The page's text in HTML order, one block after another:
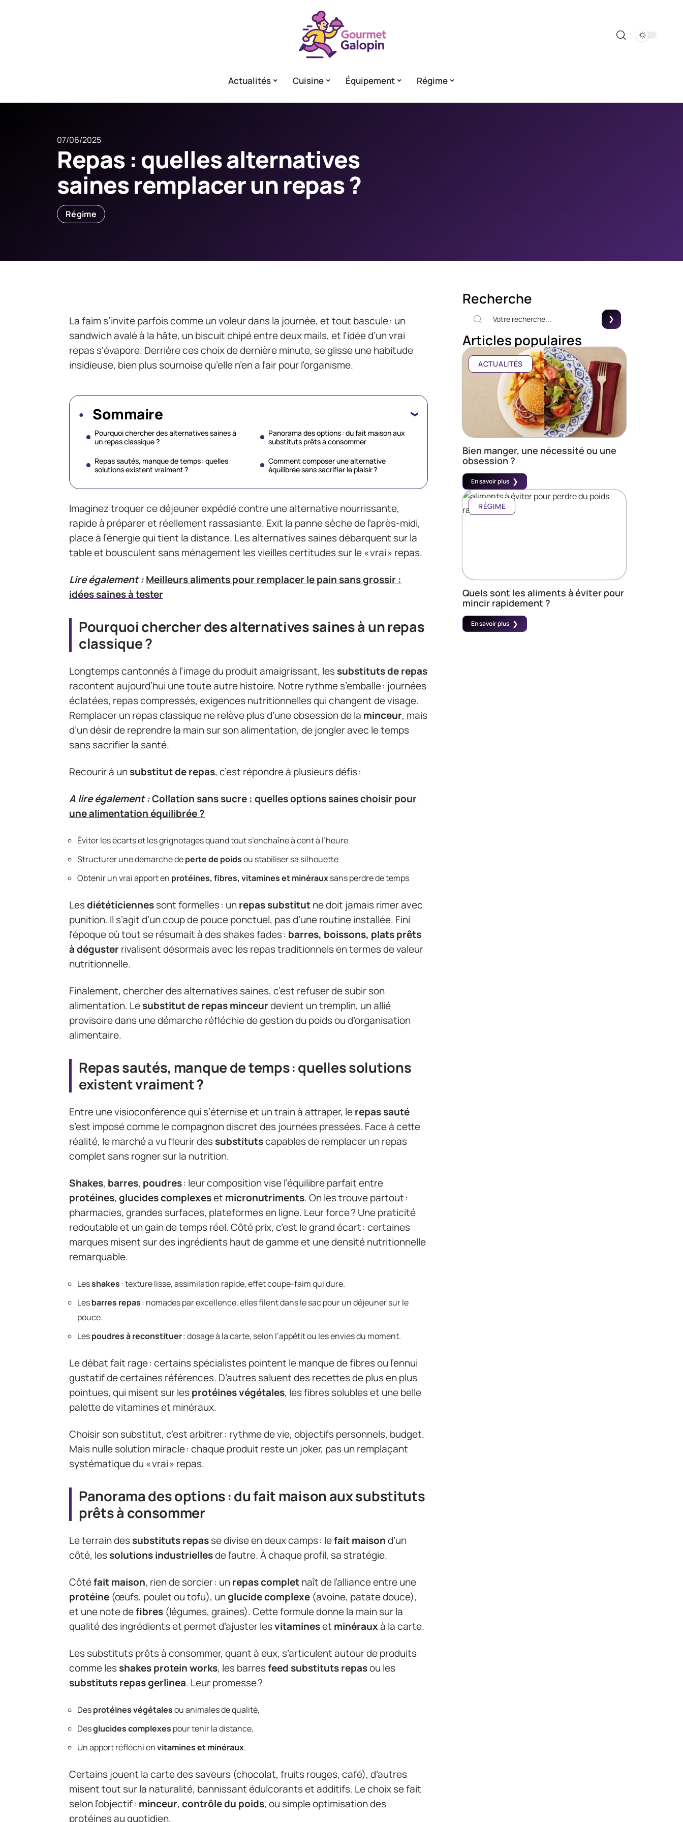
Actualités Cuisine Équipement Régime
07/06/2025
Repas : quelles alternatives
saines remplacer un repas ?
Régime
La faim s’invite parfois comme un voleur dans la journée, et tout bascule : un
sandwich avalé à la hâte, un biscuit chipé entre deux mails, et l’idée d’un vrai
repas s’évapore. Derrière ces choix de dernière minute, se glisse une habitude
insidieuse, bien plus sournoise qu’elle n’en a l’air pour l’organisme.
Sommaire
Pourquoi chercher des alternatives saines à
un repas classique ?
Repas sautés, manque de temps : quelles
solutions existent vraiment ?
Panorama des options : du fait maison aux
substituts prêts à consommer
Comment composer une alternative
équilibrée sans sacrifier le plaisir ?
Imaginez troquer ce déjeuner expédié contre une alternative nourrissante,
rapide à préparer et réellement rassasiante. Exit la panne sèche de l’après-midi,
place à l’énergie qui tient la distance. Les alternatives saines débarquent sur la
table et bousculent sans ménagement les vieilles certitudes sur le « vrai » repas.
Lire également :Meilleurs aliments pour remplacer le pain sans grossir :
idées saines à tester
Pourquoi chercher des alternatives saines à un repas
classique ?
Longtemps cantonnés à l’image du produit amaigrissant, lessubstituts de repas
racontent aujourd’hui une toute autre histoire. Notre rythme s’emballe : journées
éclatées, repas compressés, exigences nutritionnelles qui changent de visage.
Remplacer un repas classique ne relève plus d’une obsession de la minceur, mais
d’un désir de reprendre la main sur son alimentation, de jongler avec le temps
sans sacrifier la santé.
Recourir à unsubstitut de repas, c’est répondre à plusieurs défis :
A lire également :Collation sans sucre : quelles options saines choisir pour
une alimentation équilibrée ?
Éviter les écarts et les grignotages quand tout s’enchaîne à cent à l’heure
Structurer une démarche deperte de poidsou stabiliser sa silhouette
Obtenir un vrai apport en protéines, fibres, vitamines et minérauxsans perdre de temps
Lesdiététiciennessont formelles : unrepas substitutne doit jamais rimer avec
punition. Il s’agit d’un coup de pouce ponctuel, pas d’une routine installée. Fini
l’époque où tout se résumait à des shakes fades : barres, boissons, plats prêts
à dégusterrivalisent désormais avec les repas traditionnels en termes de valeur
nutritionnelle.
Finalement, chercher des alternatives saines, c’est refuser de subir son
alimentation. Lesubstitut de repas minceurdevient un tremplin, un allié
provisoire dans une démarche réfléchie de gestion du poids ou d’organisation
alimentaire.
Repas sautés, manque de temps : quelles solutions
existent vraiment ?
Entre une visioconférence qui s’éternise et un train à attraper, lerepas sauté
s’est imposé comme le compagnon discret des journées pressées. Face à cette
réalité, le marché a vu fleurir dessubstitutscapables de remplacer un repas
complet sans rogner sur la nutrition.
Shakes, barres, poudres: leur composition vise l’équilibre parfait entre
protéines, glucides complexeset micronutriments. On les trouve partout :
pharmacies, grandes surfaces, plateformes en ligne. Leur force ? Une praticité
redoutable et un gain de temps réel. Côté prix, c’est le grand écart : certaines
marques misent sur des ingrédients haut de gamme et une densité nutritionnelle
remarquable.
Lesshakes: texture lisse, assimilation rapide, effet coupe-faim qui dure.
Lesbarres repas: nomades par excellence, elles filent dans le sac pour un déjeuner sur le
pouce.
Lespoudres à reconstituer: dosage à la carte, selon l’appétit ou les envies du moment.
Le débat fait rage : certains spécialistes pointent le manque de fibres ou l’ennui
gustatif de certaines références. D’autres saluent des recettes de plus en plus
pointues, qui misent sur lesprotéines végétales, les fibres solubles et une belle
palette de vitamines et minéraux.
Choisir son substitut, c’est arbitrer : rythme de vie, objectifs personnels, budget.
Mais nulle solution miracle : chaque produit reste un joker, pas un remplaçant
systématique du « vrai » repas.
Panorama des options : du fait maison aux substituts
prêts à consommer
Le terrain dessubstituts repasse divise en deux camps : lefait maisond’un
côté, lessolutions industriellesde l’autre. À chaque profil, sa stratégie.
Côtéfait maison, rien de sorcier : unrepas completnaît de l’alliance entre une
protéine (œufs, poulet ou tofu), unglucide complexe (avoine, patate douce),
et une note defibres (légumes, graines). Cette formule donne la main sur la
qualité des ingrédients et permet d’ajuster lesvitamineset minérauxà la carte.
Les substituts prêts à consommer, quant à eux, s’articulent autour de produits
comme lesshakes protein works, les barresfeed substituts repasou les
substituts repas gerlinea. Leur promesse ?
Desprotéines végétalesou animales de qualité,
Desglucides complexes pour tenir la distance,
Un apport réfléchi envitamines et minéraux.
Certains jouent la carte des saveurs (chocolat, fruits rouges, café), d’autres
misent tout sur la naturalité, bannissant édulcorants et additifs. Le choix se fait
selon l’objectif : minceur, contrôle du poids, ou simple optimisation des
protéines au quotidien.
Recherche
Articles populaires
ACTUALITÉS
Bien manger, une nécessité ou une
obsession ?
En savoir plus
RÉGIME
Quels sont les aliments à éviter pour
mincir rapidement ?
En savoir plus